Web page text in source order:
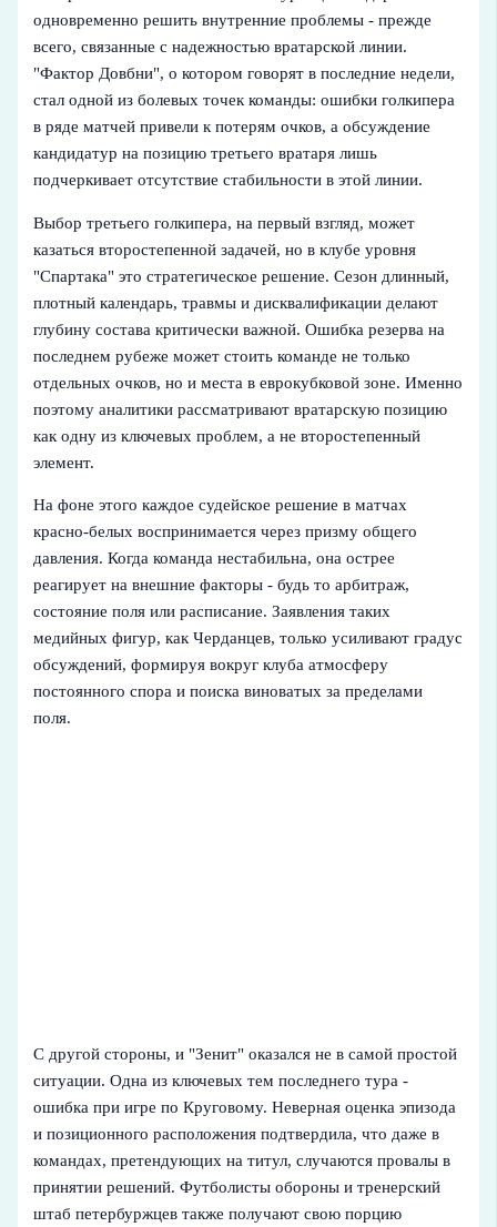
одновременно решить внутренние проблемы - прежде
всего, связанные с надежностью вратарской линии.
"Фактор Довбни", о котором говорят в последние недели,
стал одной из болевых точек команды: ошибки голкипера
в ряде матчей привели к потерям очков, а обсуждение
кандидатур на позицию третьего вратаря лишь
подчеркивает отсутствие стабильности в этой линии.
Выбор третьего голкипера, на первый взгляд, может
казаться второстепенной задачей, но в клубе уровня
"Спартака" это стратегическое решение. Сезон длинный,
плотный календарь, травмы и дисквалификации делают
глубину состава критически важной. Ошибка резерва на
последнем рубеже может стоить команде не только
отдельных очков, но и места в еврокубковой зоне. Именно
поэтому аналитики рассматривают вратарскую позицию
как одну из ключевых проблем, а не второстепенный
элемент.
На фоне этого каждое судейское решение в матчах
красно‑белых воспринимается через призму общего
давления. Когда команда нестабильна, она острее
реагирует на внешние факторы - будь то арбитраж,
состояние поля или расписание. Заявления таких
медийных фигур, как Черданцев, только усиливают градус
обсуждений, формируя вокруг клуба атмосферу
постоянного спора и поиска виноватых за пределами
поля.
С другой стороны, и "Зенит" оказался не в самой простой
ситуации. Одна из ключевых тем последнего тура -
ошибка при игре по Круговому. Неверная оценка эпизода
и позиционного расположения подтвердила, что даже в
командах, претендующих на титул, случаются провалы в
принятии решений. Футболисты обороны и тренерский
штаб петербуржцев также получают свою порцию